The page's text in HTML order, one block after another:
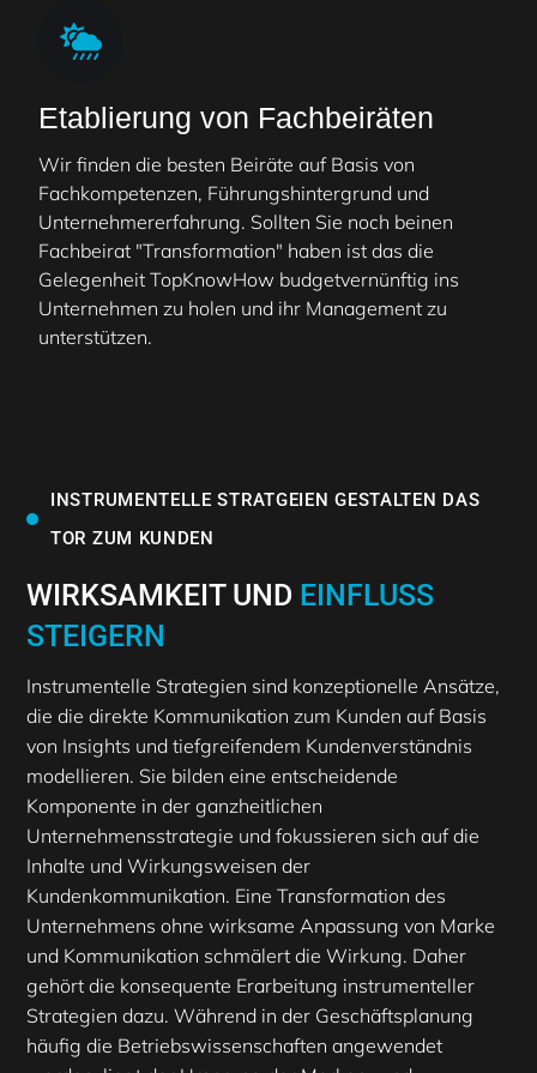
Etablierung von Fachbeiräten
Wir finden die besten Beiräte auf Basis von
Fachkompetenzen, Führungshintergrund und
Unternehmererfahrung. Sollten Sie noch beinen
Fachbeirat "Transformation" haben ist das die
Gelegenheit TopKnowHow budgetvernünftig ins
Unternehmen zu holen und ihr Management zu
unterstützen.
INSTRUMENTELLE STRATGEIEN GESTALTEN DAS
TOR ZUM KUNDEN
WIRKSAMKEIT UND EINFLUSS
STEIGERN
Instrumentelle Strategien sind konzeptionelle Ansätze,
die die direkte Kommunikation zum Kunden auf Basis
von Insights und tiefgreifendem Kundenverständnis
modellieren. Sie bilden eine entscheidende
Komponente in der ganzheitlichen
Unternehmensstrategie und fokussieren sich auf die
Inhalte und Wirkungsweisen der
Kundenkommunikation. Eine Transformation des
Unternehmens ohne wirksame Anpassung von Marke
und Kommunikation schmälert die Wirkung. Daher
gehört die konsequente Erarbeitung instrumenteller
Strategien dazu. Während in der Geschäftsplanung
häufig die Betriebswissenschaften angewendet